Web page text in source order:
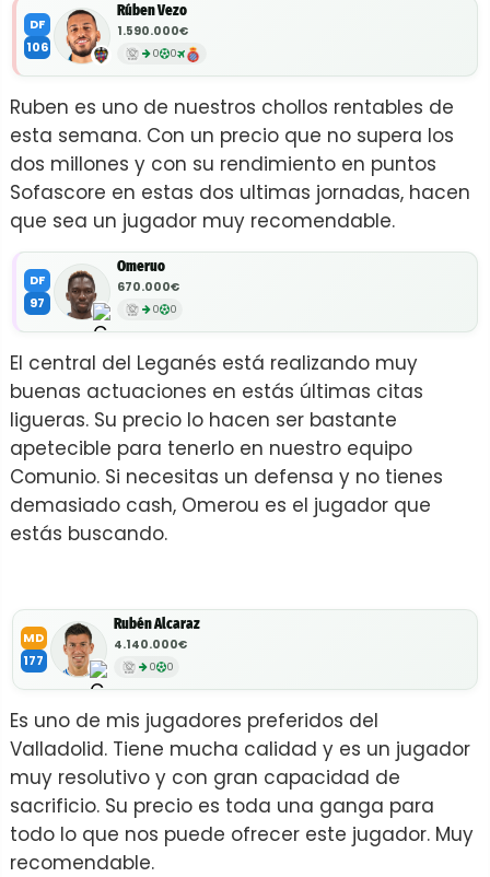
DF
106
Rúben Vezo
1.590.000€
0 0
Ruben es uno de nuestros chollos rentables de
esta semana. Con un precio que no supera los
dos millones y con su rendimiento en puntos
Sofascore en estas dos ultimas jornadas, hacen
que sea un jugador muy recomendable.
DF
97
Omeruo
670.000€
0 0
El central del Leganés está realizando muy
buenas actuaciones en estás últimas citas
ligueras. Su precio lo hacen ser bastante
apetecible para tenerlo en nuestro equipo
Comunio. Si necesitas un defensa y no tienes
demasiado cash, Omerou es el jugador que
estás buscando.
MD
177
Rubén Alcaraz
4.140.000€
0 0
Es uno de mis jugadores preferidos del
Valladolid. Tiene mucha calidad y es un jugador
muy resolutivo y con gran capacidad de
sacrificio. Su precio es toda una ganga para
todo lo que nos puede ofrecer este jugador. Muy
recomendable.